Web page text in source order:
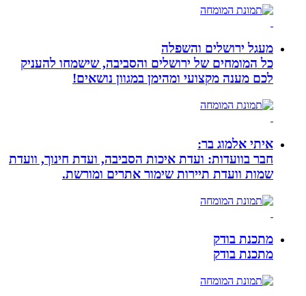
מעגל ירושלים והשפלה
כל המומחים של ירושלים והסביבה, שישמחו להעניק
לכם מענה מקצועי ומהימן במגוון נושאים!
איתי אלמוג בר:
חבר בוועדות: ועדת איכות הסביבה, ועדת חינוך, וועדת
שמות וועדת תיירות שימור אתרים ומורשת.
מתכנת בודק
מתכנת בודק